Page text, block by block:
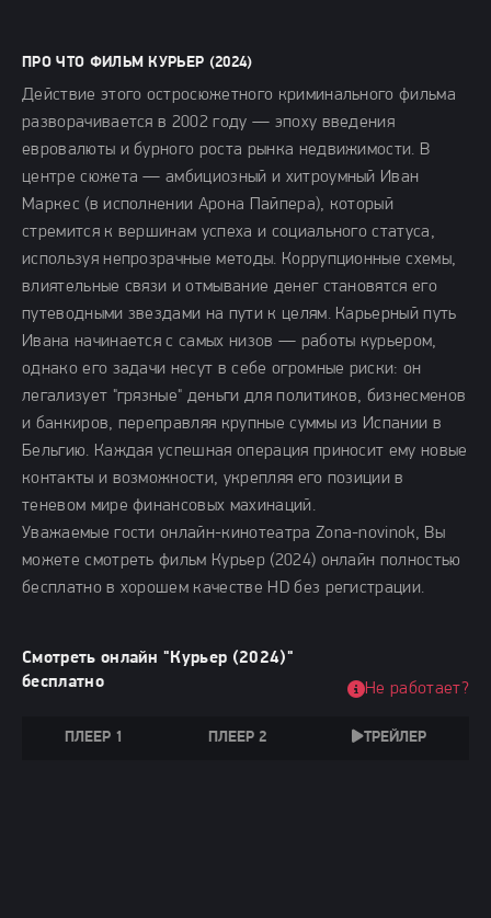
ПРО ЧТО ФИЛЬМ КУРЬЕР (2024)
Действие этого остросюжетного криминального фильма
разворачивается в 2002 году — эпоху введения
евровалюты и бурного роста рынка недвижимости. В
центре сюжета — амбициозный и хитроумный Иван
Маркес (в исполнении Арона Пайпера), который
стремится к вершинам успеха и социального статуса,
используя непрозрачные методы. Коррупционные схемы,
влиятельные связи и отмывание денег становятся его
путеводными звездами на пути к целям. Карьерный путь
Ивана начинается с самых низов — работы курьером,
однако его задачи несут в себе огромные риски: он
легализует "грязные" деньги для политиков, бизнесменов
и банкиров, переправляя крупные суммы из Испании в
Бельгию. Каждая успешная операция приносит ему новые
контакты и возможности, укрепляя его позиции в
теневом мире финансовых махинаций.
Уважаемые гости онлайн-кинотеатра Zona-novinok, Вы
можете смотреть фильм Курьер (2024) онлайн полностью
бесплатно в хорошем качестве HD без регистрации.
Смотреть онлайн "Курьер (2024)"
бесплатно
ПЛЕЕР 1 ПЛЕЕР 2 ТРЕЙЛЕР
Не работает?